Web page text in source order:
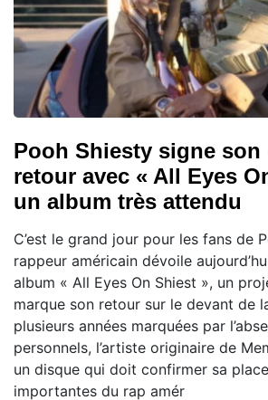
Pooh Shiesty signe son
retour avec « All Eyes
un album très attendu
C’est le grand jour pour les fans de
rappeur américain dévoile
album « All Eyes On Shiest », un
marque son retour sur le devant de
plusieurs années marquées par
personnels, l’artiste originaire de
un disque qui doit confirmer sa
importantes du rap amér